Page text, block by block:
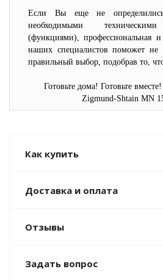
Если Вы еще не
необходимыми техническими
(функциями), профессиональная и
наших специалистов поможет не
правильный выбор, подобрав то,
Готовьте дома! Готовьте
Zigmund-Shtain MN
Как купить
Доставка и оплата
Отзывы
Задать вопрос